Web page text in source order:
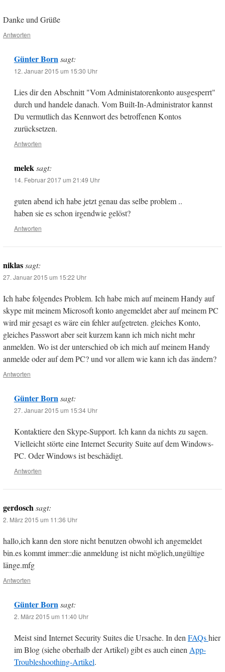
Danke und Grüße
Antworten
Günter Born sagt:
12. Januar 2015 um 15:30 Uhr
Lies dir den Abschnitt "Vom Administatorenkonto ausgesperrt"
durch und handele danach. Vom Built-In-Administrator kannst
Du vermutlich das Kennwort des betroffenen Kontos
zurücksetzen.
Antworten
melek sagt:
14. Februar 2017 um 21:49 Uhr
guten abend ich habe jetzt genau das selbe problem ..
haben sie es schon irgendwie gelöst?
Antworten
niklassagt:
27. Januar 2015 um 15:22 Uhr
Ich habe folgendes Problem. Ich habe mich auf meinem Handy auf
skype mit meinem Microsoft konto angemeldet aber auf meinem PC
wird mir gesagt es wäre ein fehler aufgetreten. gleiches Konto,
gleiches Passwort aber seit kurzem kann ich mich nicht mehr
anmelden. Wo ist der unterschied ob ich mich auf meinem Handy
anmelde oder auf dem PC? und vor allem wie kann ich das ändern?
Antworten
Günter Born sagt:
27. Januar 2015 um 15:34 Uhr
Kontaktiere den Skype-Support. Ich kann da nichts zu sagen.
Vielleicht störte eine Internet Security Suite auf dem Windows-
PC. Oder Windows ist beschädigt.
Antworten
gerdoschsagt:
2. März 2015 um 11:36 Uhr
hallo,ich kann den store nicht benutzen obwohl ich angemeldet
bin.es kommt immer::die anmeldung ist nicht möglich,ungültige
länge.mfg
Antworten
Günter Born sagt:
2. März 2015 um 11:40 Uhr
Meist sind Internet Security Suites die Ursache. In denFAQshier
im Blog (siehe oberhalb der Artikel) gibt es auch einenApp-
Troubleshoothing-Artikel.